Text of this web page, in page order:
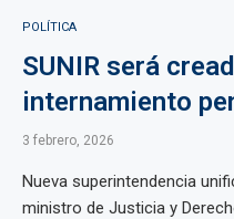
POLÍTICA
SUNIR será
internamiento
3 febrero, 2026
Nueva superintendencia
ministro de Justicia y